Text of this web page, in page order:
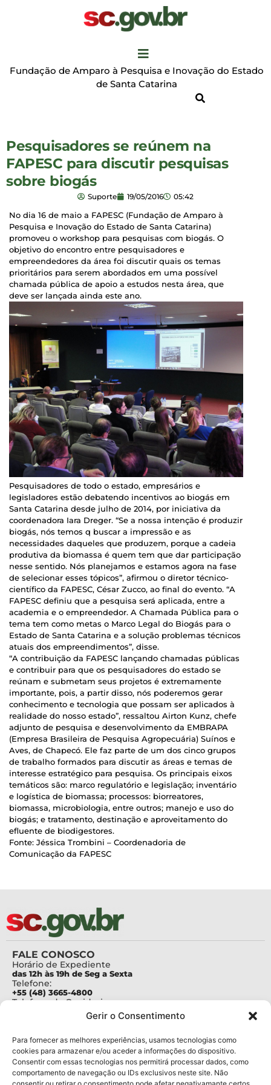
Gerir o Consentimento
Para fornecer as melhores experiências, usamos tecnologias como
cookies para armazenar e/ou aceder a informações do dispositivo.
Consentir com essas tecnologias nos permitirá processar dados, como
comportamento de navegação ou IDs exclusivos neste site. Não
Fundação de Amparo à Pesquisa e Inovação do Estado
de Santa Catarina
Pesquisadores se reúnem na
FAPESC para discutir pesquisas
sobre biogás
Suporte 19/05/2016 05:42
No dia 16 de maio a FAPESC (Fundação de Amparo à
Pesquisa e Inovação do Estado de Santa Catarina)
promoveu o workshop para pesquisas com biogás. O
objetivo do encontro entre pesquisadores e
empreendedores da área foi discutir quais os temas
prioritários para serem abordados em uma possível
chamada pública de apoio a estudos nesta área, que
deve ser lançada ainda este ano.
Pesquisadores de todo o estado, empresários e
legisladores estão debatendo incentivos ao biogás em
Santa Catarina desde julho de 2014, por iniciativa da
coordenadora Iara Dreger. “Se a nossa intenção é produzir
biogás, nós temos q buscar a impressão e as
necessidades daqueles que produzem, porque a cadeia
produtiva da biomassa é quem tem que dar participação
nesse sentido. Nós planejamos e estamos agora na fase
de selecionar esses tópicos”, afirmou o diretor técnico-
científico da FAPESC, César Zucco, ao final do evento. “A
FAPESC definiu que a pesquisa será aplicada, entre a
academia e o empreendedor. A Chamada Pública para o
tema tem como metas o Marco Legal do Biogás para o
Estado de Santa Catarina e a solução problemas técnicos
atuais dos empreendimentos”, disse.
“A contribuição da FAPESC lançando chamadas públicas
e contribuir para que os pesquisadores do estado se
reúnam e submetam seus projetos é extremamente
importante, pois, a partir disso, nós poderemos gerar
conhecimento e tecnologia que possam ser aplicados à
realidade do nosso estado”, ressaltou Airton Kunz, chefe
adjunto de pesquisa e desenvolvimento da EMBRAPA
(Empresa Brasileira de Pesquisa Agropecuária) Suínos e
Aves, de Chapecó. Ele faz parte de um dos cinco grupos
de trabalho formados para discutir as áreas e temas de
interesse estratégico para pesquisa. Os principais eixos
temáticos são: marco regulatório e legislação; inventário
e logística de biomassa; processos: biorreatores,
biomassa, microbiologia, entre outros; manejo e uso do
biogás; e tratamento, destinação e aproveitamento do
efluente de biodigestores.
Fonte: Jéssica Trombini – Coordenadoria de
Comunicação da FAPESC
FALE CONOSCO
Horário de Expediente
das 12h às 19h de Seg a Sexta
Telefone:
+55 (48) 3665-4800
Telefone da Ouvidoria
Para assuntos relacionados à Pesquisa
pesquisa@fapesc.sc.gov.br
Para assuntos relacionados à Inovação
inovacao@fapesc.sc.gov.br
Para assuntos relacionados à Bolsas